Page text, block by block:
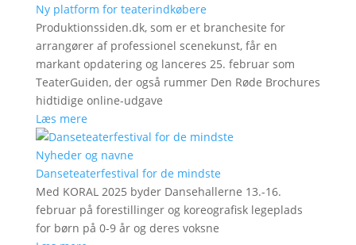
Ny platform for teaterindkøbere
Produktionssiden.dk, som er et branchesite for
arrangører af professionel scenekunst, får en
markant opdatering og lanceres 25. februar som
TeaterGuiden, der også rummer Den Røde Brochures
hidtidige online-udgave
Læs mere
Nyheder og navne
Danseteaterfestival for de mindste
Med KORAL 2025 byder Dansehallerne 13.-16.
februar på forestillinger og koreografisk legeplads
for børn på 0-9 år og deres voksne